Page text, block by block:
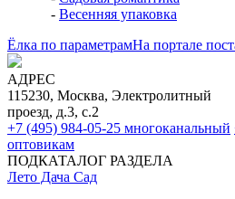
- Весенняя упаковка
Ёлка по параметрамНа портале
АДРЕС
115230, Москва, Электролитный
проезд, д.3, с.2
+7 (495) 984-05-25 многоканальный
оптовикам
ПОДКАТАЛОГ РАЗДЕЛА
Лето Дача Сад